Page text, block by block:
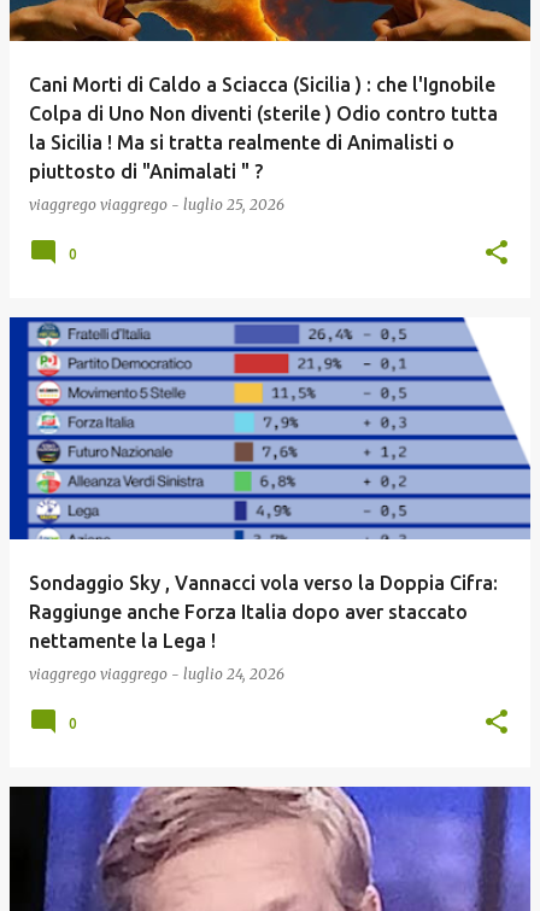
Cani Morti di Caldo a Sciacca (Sicilia ) : che l'Ignobile
Colpa di Uno Non diventi (sterile ) Odio contro tutta
la Sicilia ! Ma si tratta realmente di Animalisti o
piuttosto di "Animalati " ?
viaggrego viaggrego - luglio 25, 2026
0
Sondaggio Sky , Vannacci vola verso la Doppia Cifra:
Raggiunge anche Forza Italia dopo aver staccato
nettamente la Lega !
viaggrego viaggrego - luglio 24, 2026
0